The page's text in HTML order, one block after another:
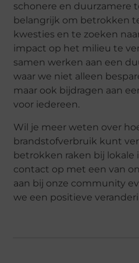
schonere en duurzamere
belangrijk om betrokken
kwesties en te zoeken
impact op het milieu te
samen werken aan een
waar we niet alleen
maar ook bijdragen aan
voor iedereen.
Wil je meer weten over
brandstofverbruik kunt
betrokken raken bij lokale
contact op met een van
aan bij onze community
we een positieve